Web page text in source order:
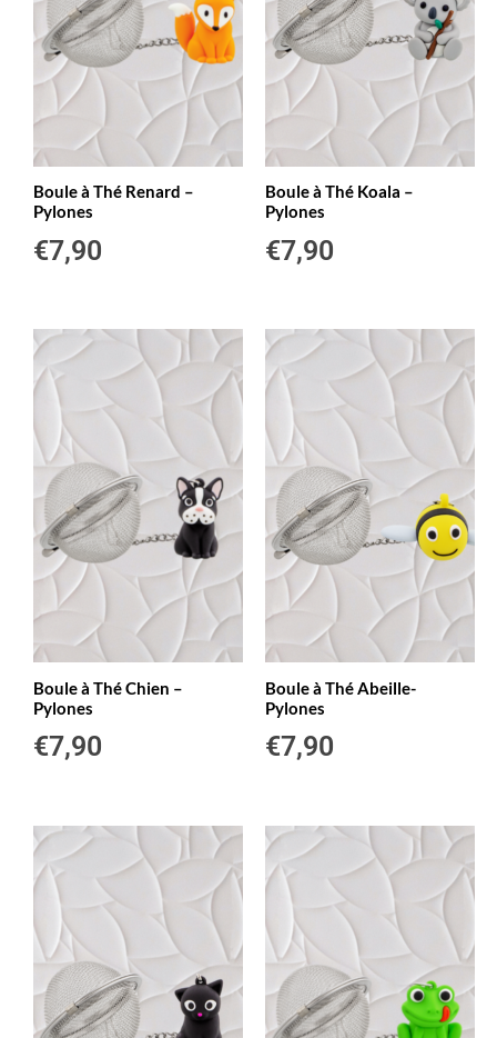
Boule à Thé Renard –
Pylones
€7,90
Boule à Thé Koala –
Pylones
€7,90
Boule à Thé Chien –
Pylones
€7,90
Boule à Thé Abeille-
Pylones
€7,90